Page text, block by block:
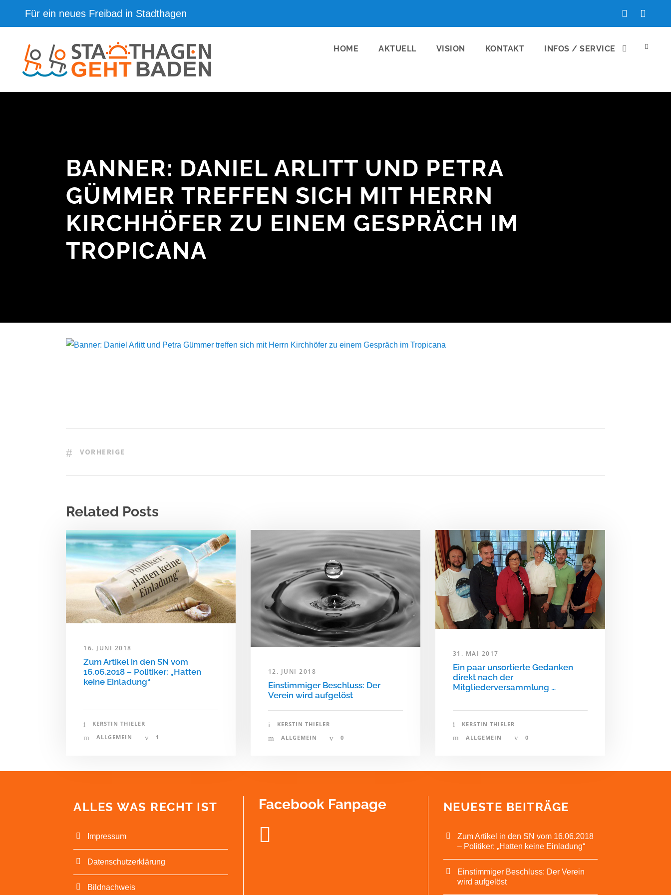
Für ein neues Freibad in Stadthagen
HOME AKTUELL VISION KONTAKT INFOS / SERVICE
BANNER: DANIEL ARLITT UND PETRA
GÜMMER TREFFEN SICH MIT HERRN
KIRCHHÖFER ZU EINEM GESPRÄCH IM
TROPICANA
VORHERIGE
Related Posts
16. JUNI 2018
Zum Artikel in den SN vom
16.06.2018 – Politiker: „Hatten
keine Einladung“
KERSTIN THIELER
ALLGEMEIN
1
12. JUNI 2018
Einstimmiger Beschluss: Der
Verein wird aufgelöst
KERSTIN THIELER
ALLGEMEIN
0
31. MAI 2017
Ein paar unsortierte Gedanken
direkt nach der
Mitgliederversammlung …
KERSTIN THIELER
ALLGEMEIN
0
ALLES WAS RECHT IST
Impressum
Datenschutz­erklärung
Bildnachweis
Facebook Fanpage NEUESTE BEITRÄGE
Zum Artikel in den SN vom 16.06.2018
– Politiker: „Hatten keine Einladung“
Einstimmiger Beschluss: Der Verein
wird aufgelöst